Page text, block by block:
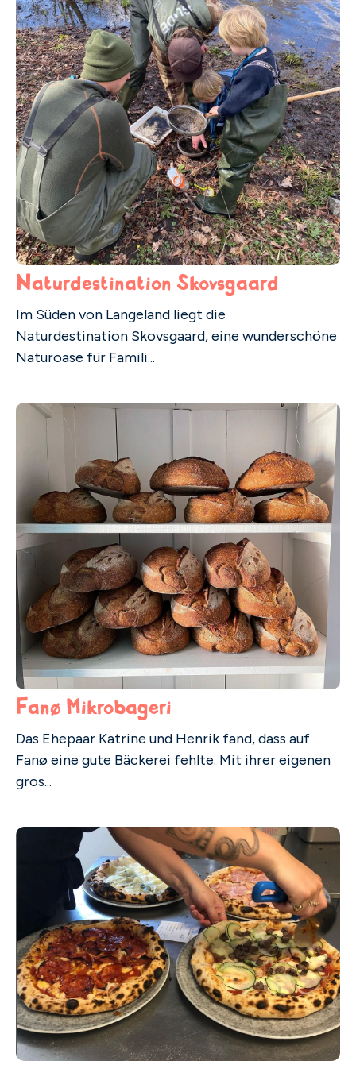
Naturdestination Skovsgaard
Im Süden von Langeland liegt die
Naturdestination Skovsgaard, eine wunderschöne
Naturoase für Famili...
Fanø Mikrobageri
Das Ehepaar Katrine und Henrik fand, dass auf
Fanø eine gute Bäckerei fehlte. Mit ihrer eigenen
gros...